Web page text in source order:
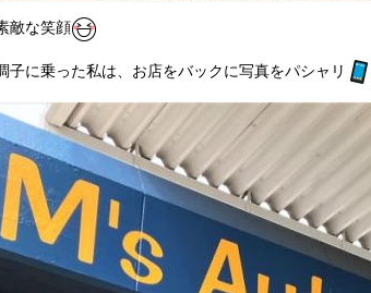
敵な笑顔
子に乗った私は、お店をバックに写真をパシャリ